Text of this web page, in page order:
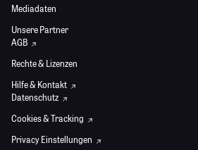
Mediadaten
Unsere Partner
AGB
Rechte & Lizenzen
Hilfe & Kontakt
Datenschutz
Cookies & Tracking
Privacy Einstellungen